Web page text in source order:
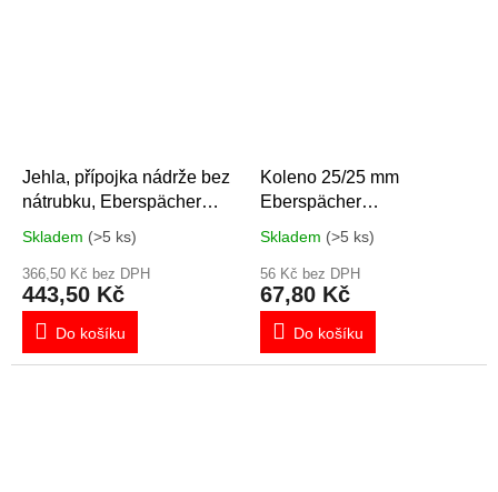
Jehla, přípojka nádrže bez
nátrubku, Eberspächer
Skladem (>5 ks)
366,50 Kč bez DPH
443,50 Kč
Do košíku
Koleno 25/25 mm
Eberspächer
Skladem (>5 ks)
56 Kč bez DPH
67,80 Kč
Do košíku